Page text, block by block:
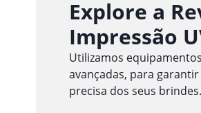
Explore a
Impressão
Utilizamos
avançadas, para
precisa dos seus brindes.